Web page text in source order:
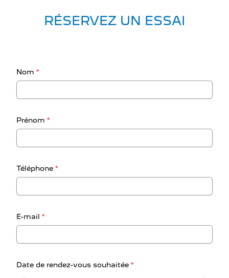
RÉSERVEZ UN ESSAI
Nom *
Prénom *
Téléphone *
E-mail *
Date de rendez-vous souhaitée *